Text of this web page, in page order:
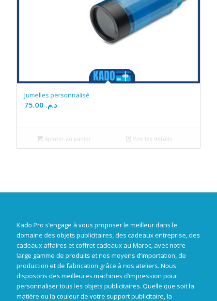
Jumelles personnalisé
د.م.
Ajouter au panier Voir les détails
Kado Pro s’engage à vous proposer le meilleur dans le
domaine des objets publicitaires, des cadeaux entreprise, des
cadeaux affaires et coffret cadeaux au Maroc, avec notre
large gamme de produits et nos moyens d’importation, de
production et de fabrication grâce à nos ateliers. Nous
disposons des meilleures machines d’impression pour
personnaliser tous les objets publicitaires. Quelle que soit la
matière ou la couleur de votre support publicitaire, la